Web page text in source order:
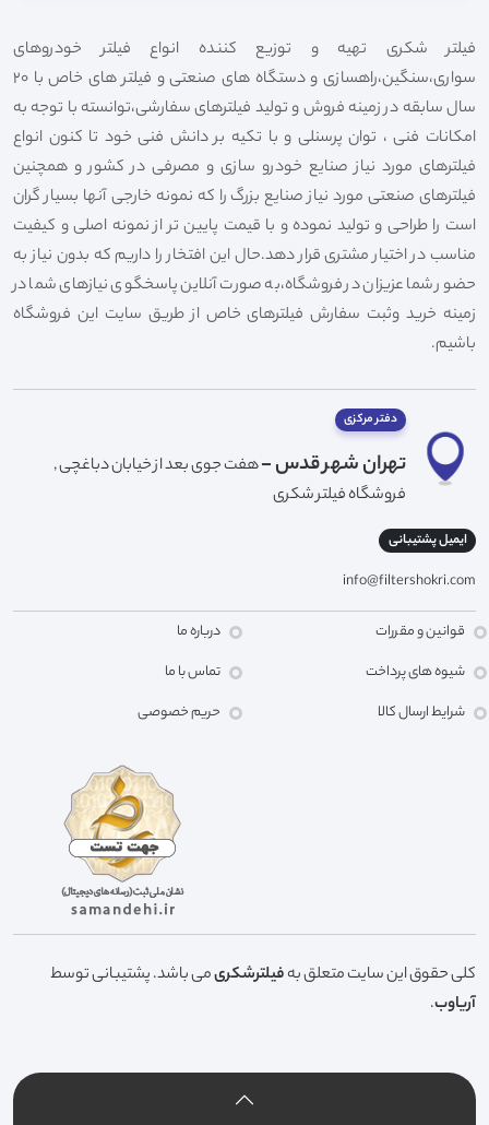
فیلتر شکری تهیه و توزیع کننده انواع فیلتر خودروهای
سواری،سنگین،راهسازی و دستگاه های صنعتی و فیلتر های خاص با 20
سال سابقه در زمینه فروش و تولید فیلترهای سفارشی،توانسته با توجه به
امکانات فنی ، توان پرسنلی و با تکیه بر دانش فنی خود تا کنون انواع
فیلترهای مورد نیاز صنایع خودرو سازی و مصرفی در کشور و همچنین
فیلترهای صنعتی مورد نیاز صنایع بزرگ را که نمونه خارجی آنها بسیار گران
است را طراحی و تولید نموده و با قیمت پایین تر از نمونه اصلی و کیفیت
مناسب در اختیار مشتری قرار دهد.حال این افتخار را داریم که بدون نیاز به
حضور شما عزیزان در فروشگاه،به صورت آنلاین پاسخگوی نیازهای شما در
زمینه خرید وثبت سفارش فیلترهای خاص از طریق سایت این فروشگاه
باشیم.
دفتر مرکزی
تهران شهر قدس -هفت جوی بعد از خیابان دباغچی ,
فروشگاه فیلتر شکری
ایمیل پشتیبانی
info@filtershokri.com
قوانین و مقررات
شیوه های پرداخت
شرایط ارسال کالا
درباره ما
تماس با ما
حریم خصوصی
کلی حقوق این سایت متعلق بهفیلترشکریمی باشد. پشتیبانی توسط
آریاوب.